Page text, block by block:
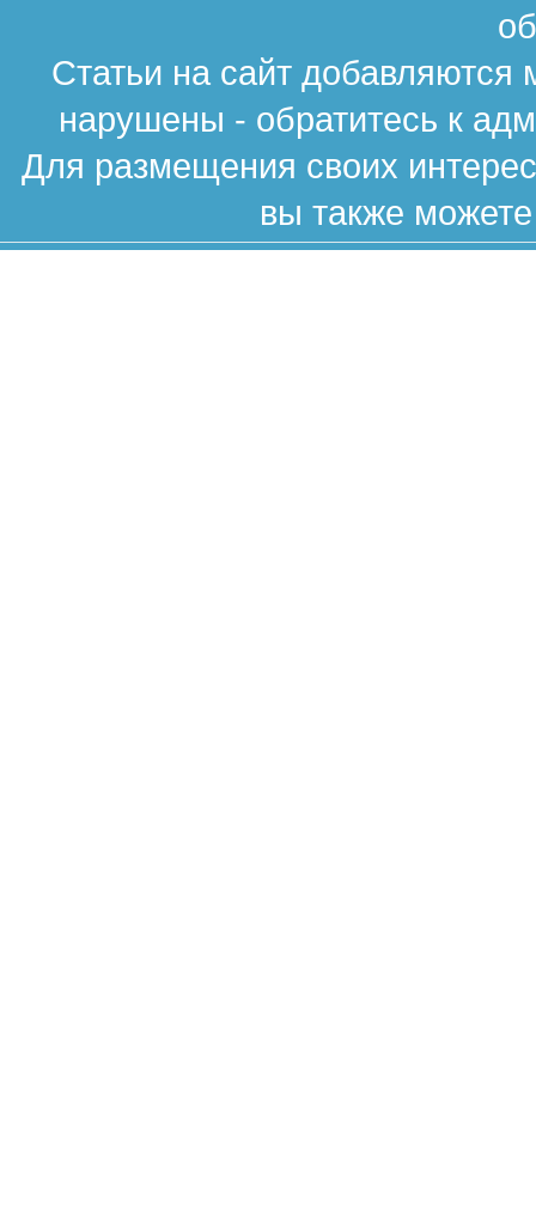
Статьи на сайт
нарушены - обратитесь к
Для размещения своих
вы также